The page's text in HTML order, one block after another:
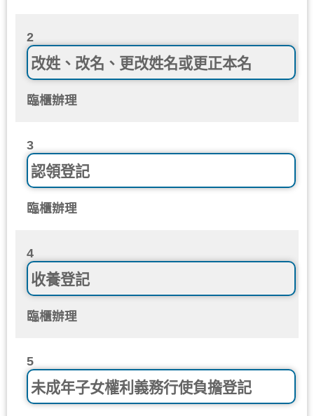
2
改姓、改名、更改姓名或更正本名
臨櫃辦理
3
認領登記
臨櫃辦理
4
收養登記
臨櫃辦理
5
未成年子女權利義務行使負擔登記